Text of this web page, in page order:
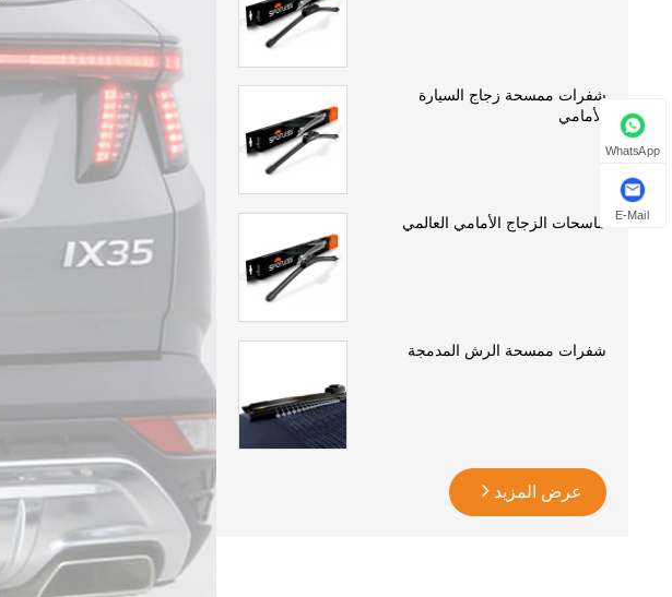
شفرات ممسحة زجاج السيارة
الأمامي
ماسحات الزجاج الأمامي العالمي
شفرات ممسحة الرش المدمجة
عرض المزيد
WhatsApp
E-Mail